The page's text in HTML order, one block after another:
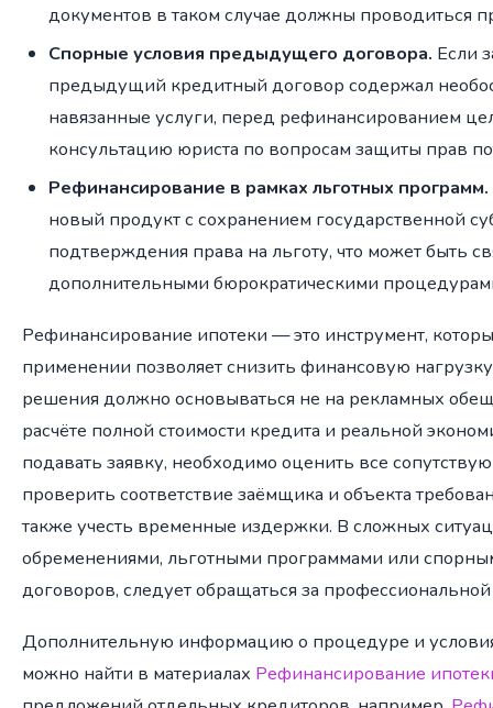
документов в таком случае должны проводиться
Спорные условия предыдущего договора. Если
предыдущий кредитный договор содержал
навязанные услуги, перед рефинансированием
консультацию юриста по вопросам защиты прав
Рефинансирование в рамках льготных программ.
новый продукт с сохранением государственной
подтверждения права на льготу, что может быть
дополнительными бюрократическими
Рефинансирование ипотеки — это инструмент,
применении позволяет снизить финансовую
решения должно основываться не на рекламных
расчёте полной стоимости кредита и реальной
подавать заявку, необходимо оценить все
проверить соответствие заёмщика и объекта
также учесть временные издержки. В сложных
обременениями, льготными программами или
договоров, следует обращаться за
Дополнительную информацию о процедуре и
можно найти в материалах Рефинансирование